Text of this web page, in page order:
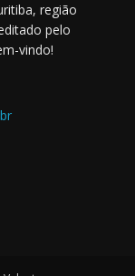
região
pelo
vindo!